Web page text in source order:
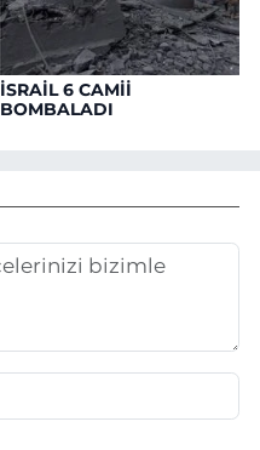
İSRAİL 6 CAMİİ
BOMBALADI